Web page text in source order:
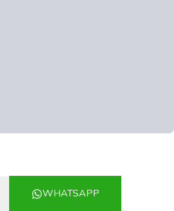
WHATSAPP